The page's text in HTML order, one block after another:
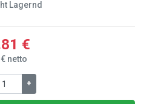
Lagernd
€
netto
+